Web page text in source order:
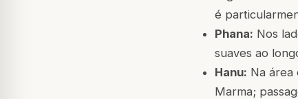
é
Phana: Nos
suaves ao
Hanu: Na área
Marma;